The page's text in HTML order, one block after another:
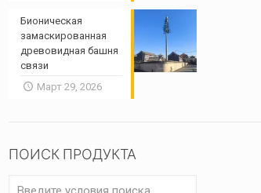
Бионическая
замаскированная
древовидная башня
связи
Март 29, 2026
ПОИСК ПРОДУКТА